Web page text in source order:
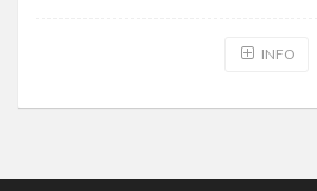
INFO